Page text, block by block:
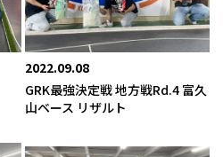
2022.09.08
GRK最強決定戦 地方戦Rd.4 富久
山ベース リザルト